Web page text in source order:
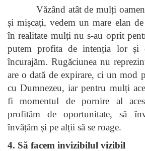
Văzând atât de mulți oameni
și mișcați, vedem un mare elan
în realitate mulți nu s-au oprit
putem profita de intenția lor și
încurajăm. Rugăciunea nu
are o dată de expirare, ci un mod
cu Dumnezeu, iar pentru mulți
fi momentul de pornire al
profităm de oportunitate, să
învățăm și pe alții să se roage.
4. Să facem invizibilul vizibil